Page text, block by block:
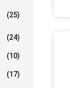
(25)
(24)
(10)
(17)